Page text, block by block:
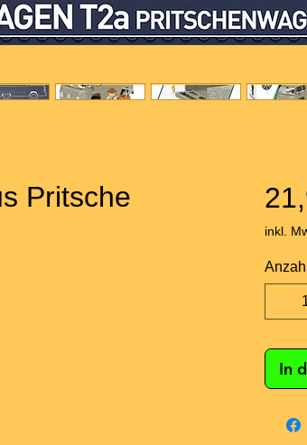
Pritsche
inkl.
In